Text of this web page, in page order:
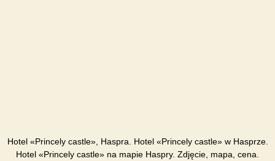
Hotel «Princely castle», Haspra. Hotel «Princely castle» w Hasprze.
Hotel «Princely castle» na mapie Haspry. Zdjęcie, mapa, cena.